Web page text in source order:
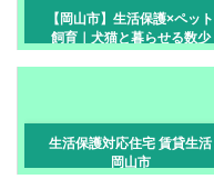
【岡山市】生活保護×ペット
飼育｜犬猫と暮らせる数少
生活保護対応住宅 賃貸生活
岡山市